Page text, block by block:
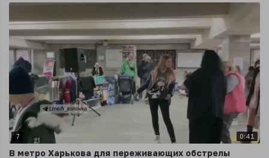
7 0:41
В метро Харькова для переживающих обстрелы